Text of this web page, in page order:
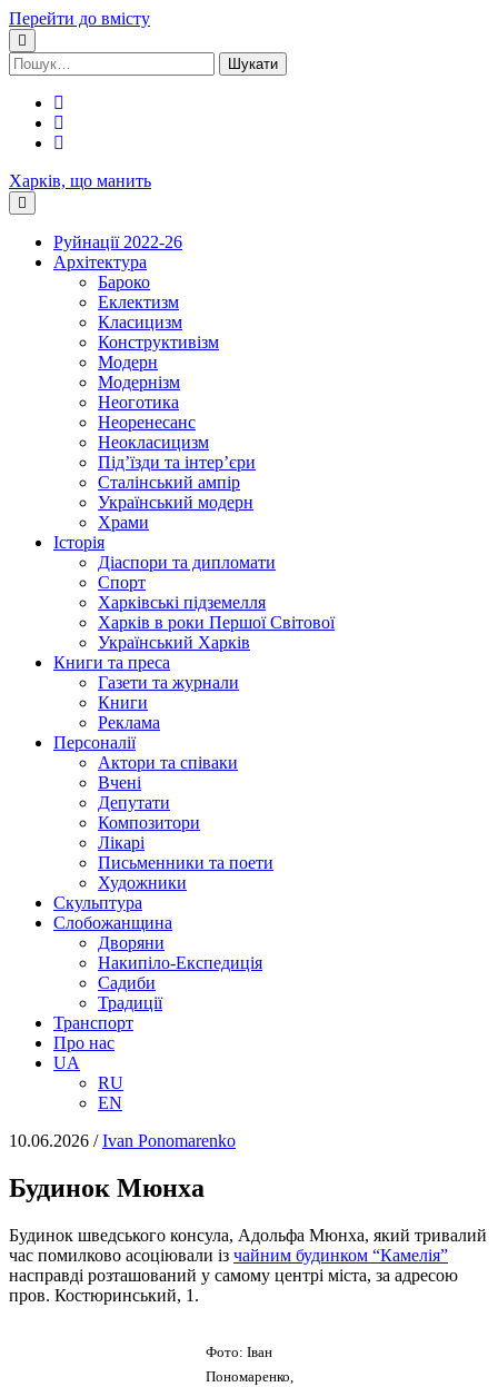
Перейти до вмісту
Шукати:
Харків, що манить
Руйнації 2022-26
Архітектура
Бароко
Еклектизм
Класицизм
Конструктивізм
Модерн
Модернізм
Неоготика
Неоренесанс
Неокласицизм
Під’їзди та інтер’єри
Сталінський ампір
Український модерн
Храми
Історія
Діаспори та дипломати
Спорт
Харківські підземелля
Харків в роки Першої Світової
Український Харків
Книги та преса
Газети та журнали
Книги
Реклама
Персоналії
Актори та співаки
Вчені
Депутати
Композитори
Лікарі
Письменники та поети
Художники
Скульптура
Слобожанщина
Дворяни
Накипіло-Експедиція
Садиби
Традиції
Транспорт
Про нас
UA
RU
EN
10.06.2026 /Іvan Ponomarenko
Будинок Мюнха
Будинок шведського консула, Адольфа Мюнха, який тривалий
час помилково асоціювали із чайним будинком “Камелія”
насправді розташований у самому центрі міста, за адресою
пров. Костюринський, 1.
Фото: Іван
Пономаренко,